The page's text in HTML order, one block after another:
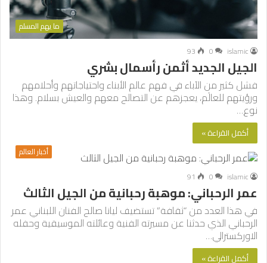
ما يهم المسلم
islamic
0
93
الجيل الجديد أثمن رأسمال بشري
فشل كثير من الآباء في فهم عالم الأبناء واحتياجاتهم وأحلامهم
ورؤيتهم للعالَم، يعجزهم عن التصالح معهم والعيش بسلام. وهذا
نوع…
أكمل القراءة »
أخبار العالم
islamic
0
91
عمر الرحباني: موهبة رحبانية من الجيل الثالث
في هذا العدد من “ثقافة” تستضيف ليانا صالح الفنان اللبناني عمر
الرحباني الذي حدثنا عن مسيرته الفنية وعائلته الموسيقية وحفله
الاوركسترالي…
أكمل القراءة »